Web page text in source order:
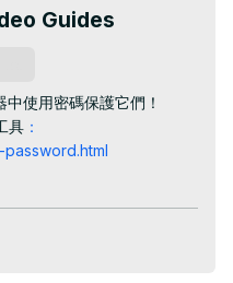
Guides
使用密碼保護它們！
具 ：
文件